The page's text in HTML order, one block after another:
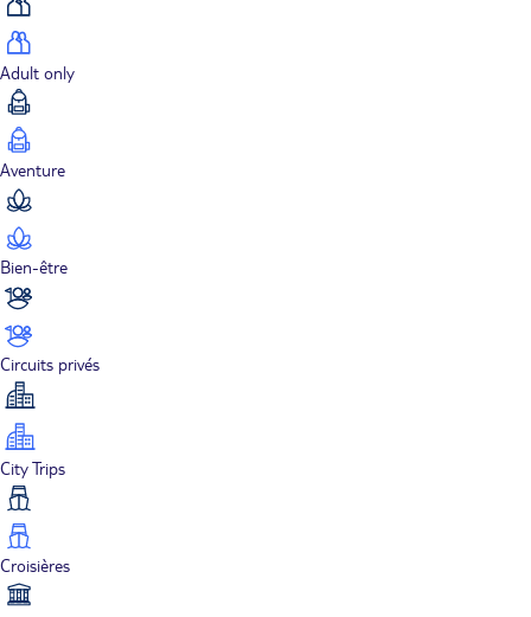
Adult only
Aventure
Bien-être
Circuits privés
City Trips
Croisières